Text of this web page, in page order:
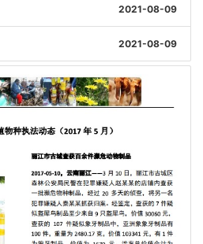
2021-08-09
2021-08-09